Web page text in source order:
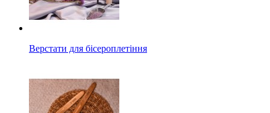
Верстати для бісероплетіння